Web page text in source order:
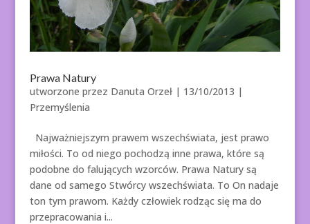
Prawa Natury
utworzone przez Danuta Orzeł| 13/10/2013 |
Przemyślenia
Najważniejszym prawem wszechświata, jest prawo
miłości. To od niego pochodzą inne prawa, które są
podobne do falujących wzorców. Prawa Natury są
dane od samego Stwórcy wszechświata. To On nadaje
ton tym prawom. Każdy człowiek rodząc się ma do
przepracowania i...